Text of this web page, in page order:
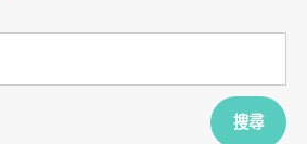
搜尋